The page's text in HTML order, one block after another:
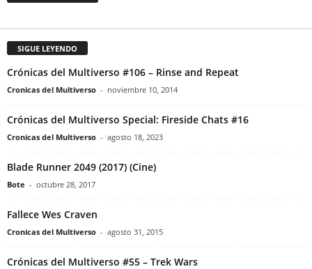
SIGUE LEYENDO
Crónicas del Multiverso #106 – Rinse and Repeat
Cronicas del Multiverso - noviembre 10, 2014
Crónicas del Multiverso Special: Fireside Chats #16
Cronicas del Multiverso - agosto 18, 2023
Blade Runner 2049 (2017) (Cine)
Bote - octubre 28, 2017
Fallece Wes Craven
Cronicas del Multiverso - agosto 31, 2015
Crónicas del Multiverso #55 – Trek Wars